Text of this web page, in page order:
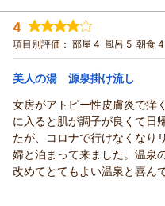
支配
投稿者： ヒデくんさん(男性/40代)
宿泊プラン： リーズナブルなお気
宿泊価格帯： 8,001～9,000円(大
南郷（夢）温泉 共林荘からの返信
この度は数ある温泉宿の中
て誠にありがとうございま
元湯も2号井は泉質が違い
になります。浴槽に注がれ
まま、かけ流しております
く、冬場は少しぬるく感じ
ルツルの素晴らしいお湯で
4
項目別評価： 部屋 4 風呂 5 朝食 4
美人の湯 源泉掛け流し
女房がアトピー性皮膚炎で痒
に入ると肌が調子が良くて日
たが、コロナで行けなくなり
婦と泊まって来ました。温泉
改めてとてもよい温泉と喜ん
婦に伝えるとまた行ってみた